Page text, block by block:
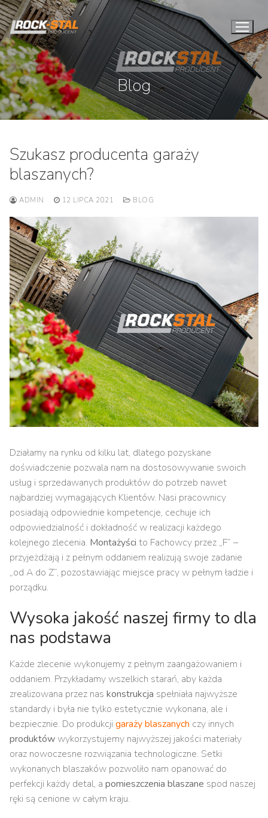
Przejdź
do
treści
Blog
Szukasz producenta garaży
blaszanych?
ADMIN 12 LIPCA 2021 BLOG
Działamy na rynku od kilku lat, dlatego pozyskane
doświadczenie pozwala nam na dostosowywanie swoich
usług i sprzedawanych produktów do potrzeb nawet
najbardziej wymagających Klientów. Nasi pracownicy
posiadają odpowiednie kompetencje, cechuje ich
odpowiedzialność i dokładność w realizacji każdego
kolejnego zlecenia. Montażyści to Fachowcy przez „F” –
przyjeżdżają i z pełnym oddaniem realizują swoje zadanie
„od A do Z”, pozostawiając miejsce pracy w pełnym ładzie i
porządku.
Wysoka jakość naszej firmy to dla
nas podstawa
Każde zlecenie wykonujemy z pełnym zaangażowaniem i
oddaniem. Przykładamy wszelkich starań, aby każda
zrealizowana przez nas konstrukcja spełniała najwyższe
standardy i była nie tylko estetycznie wykonana, ale i
bezpiecznie. Do produkcji garaży blaszanych czy innych
produktówwykorzystujemy najwyższej jakości materiały
oraz nowoczesne rozwiązania technologiczne. Setki
wykonanych blaszaków pozwoliło nam opanować do
perfekcji każdy detal, a pomieszczenia blaszane spod naszej
ręki są cenione w całym kraju.